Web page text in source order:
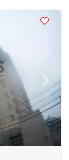
›
Next